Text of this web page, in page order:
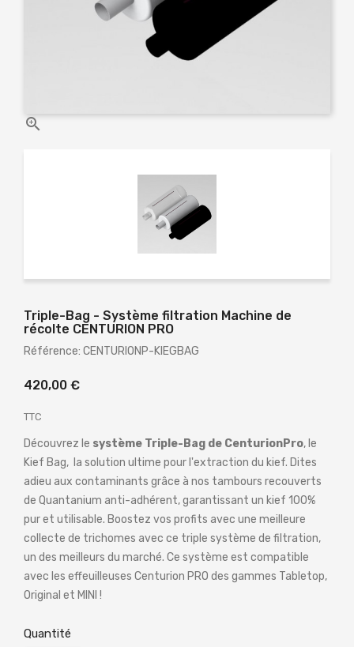

Triple-Bag - Système filtration Machine de
récolte CENTURION PRO
Référence: CENTURIONP-KIEGBAG
420,00 €
TTC
Découvrez le système Triple-Bag de CenturionPro, le
Kief Bag, la solution ultime pour l'extraction du kief. Dites
adieu aux contaminants grâce à nos tambours recouverts
de Quantanium anti-adhérent, garantissant un kief 100%
pur et utilisable. Boostez vos profits avec une meilleure
collecte de trichomes avec ce triple système de filtration,
un des meilleurs du marché. Ce système est compatible
avec les effeuilleuses Centurion PRO des gammes Tabletop,
Original et MINI !
Quantité